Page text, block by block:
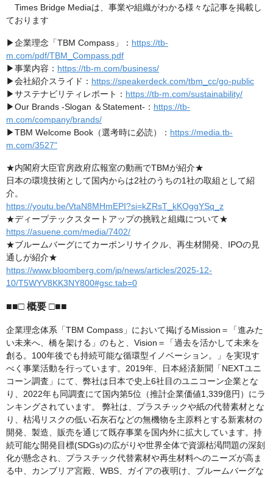
Times Bridge Mediaは、事業や組織がわかる様々な記事を掲載し
ております
▶企業理念「TBM Compass」： https://tb-
m.com/pdf/TBM_Compass.pdf
▶事業内容： https://tb-m.com/business/
▶会社紹介スライド： https://speakerdeck.com/tbm_cc/go-public
▶サステナビリティレポート： https://tb-m.com/sustainability/
▶Our Brands -Slogan ＆Statement-： https://tb-
m.com/company/brands/
▶TBM Welcome Book（選考時に必読）： https://media.tb-
m.com/3527"
★内閣府大臣官房政府広報室の動画でTBMが紹介★
日本の環境技術として国内からは2社のうちの1社の取組として紹
介。
https://youtu.be/VtaN8MHmEPI?si=kZRsT_kKOggYSq_z
★ディープテックスタートアップの挑戦と組織について★
https://asuene.com/media/7402/
★ブルームバーグにてカーボンリサイクル、再生材開発、IPOの見
通しが紹介★
https://www.bloomberg.com/jp/news/articles/2025-12-
10/T5WYV8KK3NY800#gsc.tab=0
■■□ 概要 □■■
企業理念体系「TBM Compass」において掲げるMission＝「進みた
い未来へ、橋を架ける」のもと、Vision＝「過去を活かして未来を
創る。100年後でも持続可能な循環型イノベーション。」を実現す
べく事業活動を行っています。2019年、日本経済新聞「NEXTユニ
コーン調査」にて、弊社は日本で史上6社目のユニコーン企業とな
り、2022年も同調査にて国内第5位（推計企業価値1,339億円）にラ
ンキングされています。 弊社は、プラスチックや紙の代替素材とな
り、枯渇リスクの低い石灰石などの無機物を主原料とする新素材の
開発、製造、販売を通じて既存事業を国内外に拡大しています。持
続可能な開発目標(SDGs)の広がりや世界全体で資源枯渇問題の深刻
化が懸念され、プラスチック代替素材や再生材料へのニーズが高ま
る中、カンブリア宮殿、WBS、ガイアの夜明け、ブルームバーグな